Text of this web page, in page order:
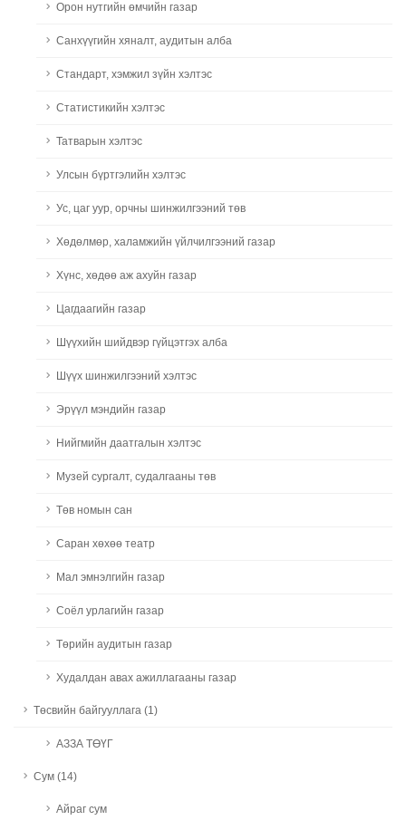
Орон нутгийн өмчийн газар
Санхүүгийн хяналт, аудитын алба
Стандарт, хэмжил зүйн хэлтэс
Статистикийн хэлтэс
Татварын хэлтэс
Улсын бүртгэлийн хэлтэс
Ус, цаг уур, орчны шинжилгээний төв
Хөдөлмөр, халамжийн үйлчилгээний газар
Хүнс, хөдөө аж ахуйн газар
Цагдаагийн газар
Шүүхийн шийдвэр гүйцэтгэх алба
Шүүх шинжилгээний хэлтэс
Эрүүл мэндийн газар
Нийгмийн даатгалын хэлтэс
Музей сургалт, судалгааны төв
Төв номын сан
Саран хөхөө театр
Мал эмнэлгийн газар
Соёл урлагийн газар
Төрийн аудитын газар
Худалдан авах ажиллагааны газар
Төсвийн байгууллага (1)
АЗЗА ТӨҮГ
Сум (14)
Айраг сум